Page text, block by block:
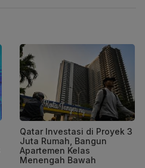
Qatar Investasi di Proyek 3
Juta Rumah, Bangun
Apartemen Kelas
Menengah Bawah